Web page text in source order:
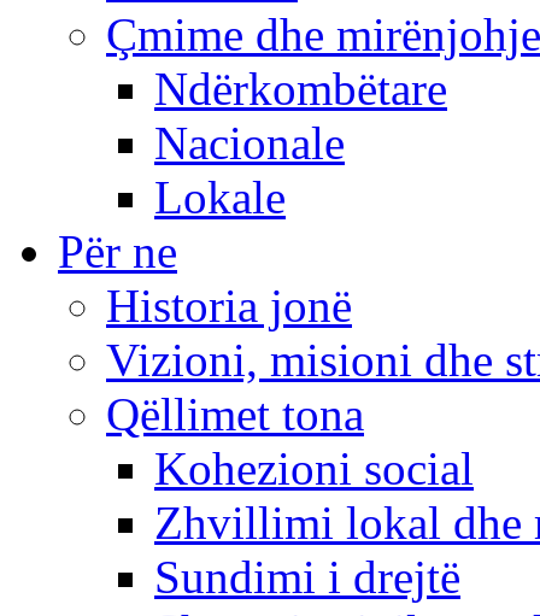
Çmime dhe mirënjohje
Ndërkombëtare
Nacionale
Lokale
Për ne
Historia jonë
Vizioni, misioni dhe
Qëllimet tona
Kohezioni social
Zhvillimi lokal dhe
Sundimi i drejtë